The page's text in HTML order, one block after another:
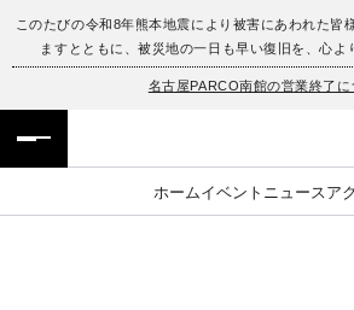
このたびの令和8年熊本地震により被害にあわれた皆
ますとともに、被災地の一日も早い復旧を、心よ
名古屋PARCO南館の営業終了に
ホームイベント ニュース ア
フロアガイド
イベント・ポップアップ
ENGLISH